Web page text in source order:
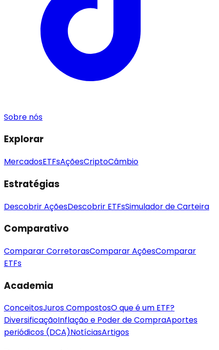
Sobre nós
Explorar
MercadosETFsAçõesCriptoCâmbio
Estratégias
Descobrir AçõesDescobrir ETFsSimulador de Carteira
Comparativo
Comparar CorretorasComparar AçõesComparar
ETFs
Academia
ConceitosJuros CompostosO que é um ETF?
DiversificaçãoInflação e Poder de CompraAportes
periódicos (DCA)NotíciasArtigos